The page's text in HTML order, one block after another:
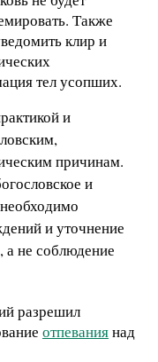
Также
клир и
тел усопших.
и
причинам.
и
и уточнение
а не соблюдение
разрешил
отпеваниянад